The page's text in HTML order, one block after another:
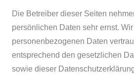
Die Betreiber dieser Seiten
persönlichen Daten sehr ernst.
personenbezogenen Daten
entsprechend den gesetzlichen
sowie dieser